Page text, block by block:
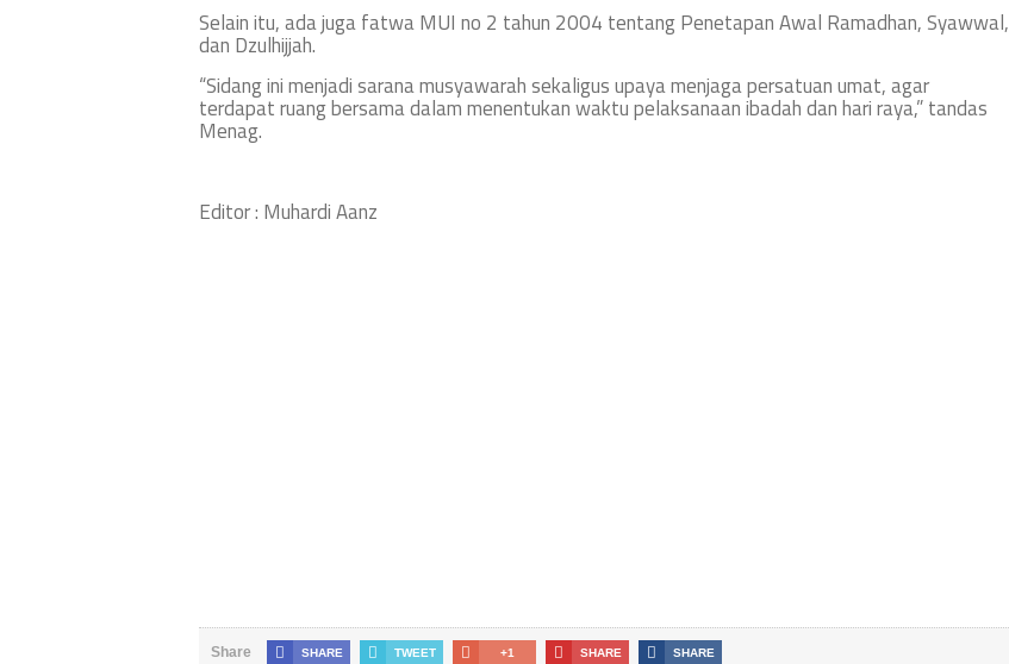
Selain itu, ada juga fatwa MUI no 2 tahun 2004 tentang Penetapan Awal Ramadhan, Syawwal,
dan Dzulhijjah.
“Sidang ini menjadi sarana musyawarah sekaligus upaya menjaga persatuan umat, agar
terdapat ruang bersama dalam menentukan waktu pelaksanaan ibadah dan hari raya,” tandas
Menag.
Editor : Muhardi Aanz
Share SHARE TWEET +1 SHARE SHARE